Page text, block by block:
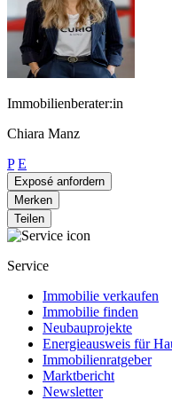
Immobilienberater:in
Chiara Manz
P E
Exposé anfordern
Merken
Teilen
Service
Immobilie verkaufen
Immobilie finden
Neubauprojekte
Energieausweis für
Immobilienratgeber
Marktbericht
Newsletter